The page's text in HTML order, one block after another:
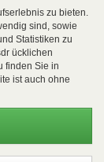
zu bieten.
sind, sowie
Statistiken zu
ücklichen
finden Sie in
ist auch ohne